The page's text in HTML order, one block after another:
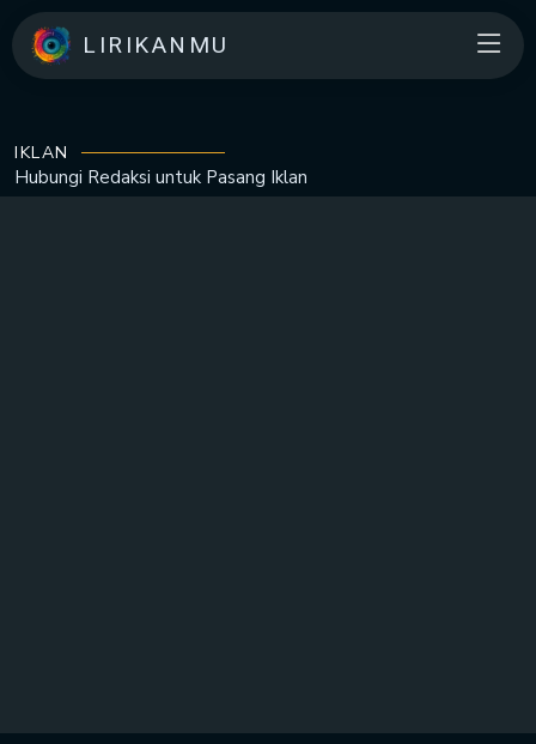
LIRIKANMU
IKLAN
Hubungi Redaksi untuk Pasang Iklan